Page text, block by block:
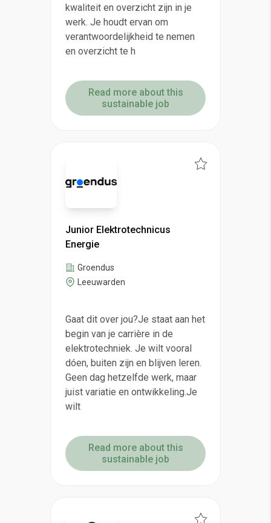
kwaliteit en overzicht zijn in je
werk. Je houdt ervan om
verantwoordelijkheid te nemen
en overzicht te h
Read more about this
sustainable job
Junior Elektrotechnicus
Energie
Groendus
Leeuwarden
Gaat dit over jou?Je staat aan het
begin van je carrière in de
elektrotechniek. Je wilt vooral
dóen, buiten zijn en blijven leren.
Geen dag hetzelfde werk, maar
juist variatie en ontwikkeling.Je
wilt
Read more about this
sustainable job